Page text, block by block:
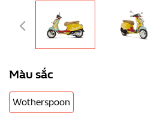
Màu sắc
Wotherspoon